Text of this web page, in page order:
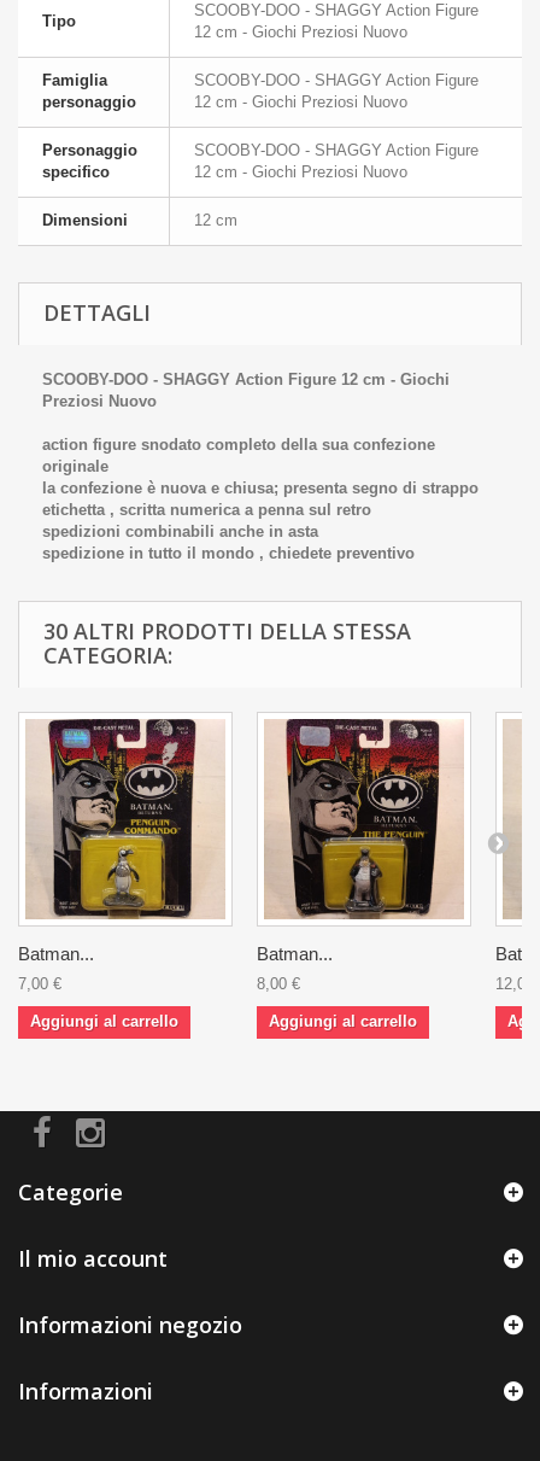
Tipo
SCOOBY-DOO - SHAGGY Action Figure
12 cm - Giochi Preziosi Nuovo
Famiglia
personaggio
SCOOBY-DOO - SHAGGY Action Figure
12 cm - Giochi Preziosi Nuovo
Personaggio
specifico
SCOOBY-DOO - SHAGGY Action Figure
12 cm - Giochi Preziosi Nuovo
Dimensioni 12 cm
DETTAGLI
SCOOBY-DOO - SHAGGY Action Figure 12 cm - Giochi
Preziosi Nuovo
action figure snodato completo della sua confezione
originale
la confezione è nuova e chiusa; presenta segno di strappo
etichetta , scritta numerica a penna sul retro
spedizioni combinabili anche in asta
spedizione in tutto il mondo , chiedete preventivo
30 ALTRI PRODOTTI DELLA STESSA
CATEGORIA:
Batman...
7,00 €
Aggiungi al carrello
Batman...
8,00 €
Aggiungi al carrello
12,00
Categorie
Il mio account
Informazioni negozio
Informazioni